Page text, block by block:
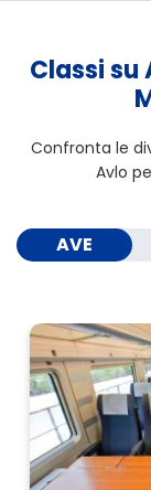
Classi su
Confronta le
Avlo
AVE